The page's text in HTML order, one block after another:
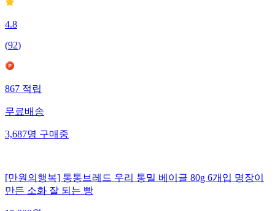
4.8
(92)
867 적립
무료배송
3,687명 구매중
[만원의행복] 통통브레드 우리 통밀 베이글 80g 6개입 명장이
만든 소화 잘 되는 빵